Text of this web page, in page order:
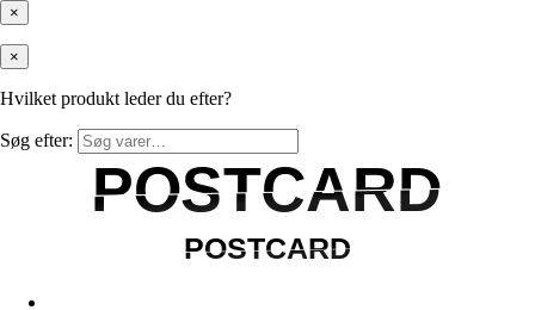
×
×
Hvilket produkt leder du efter?
Søg efter:
POSTCARD
POSTCARD
POSTCARD
POSTCARD